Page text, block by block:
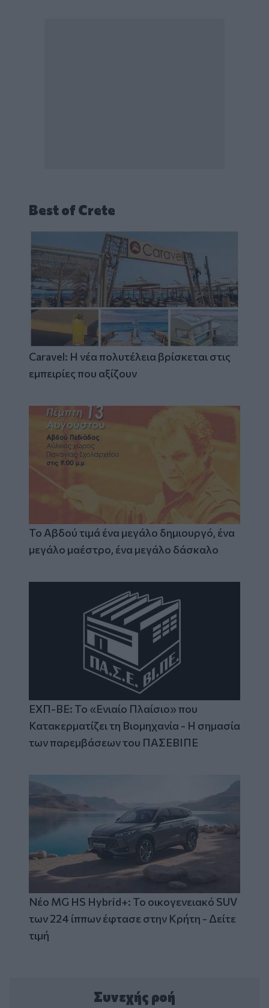
Best of Crete
Caravel: Η νέα πολυτέλεια βρίσκεται στις
εμπειρίες που αξίζουν
Το Αβδού τιμά ένα μεγάλο δημιουργό, ένα
μεγάλο μαέστρο, ένα μεγάλο δάσκαλο
ΕΧΠ-ΒΕ: Το «Ενιαίο Πλαίσιο» που
Κατακερματίζει τη Βιομηχανία - Η σημασία
των παρεμβάσεων του ΠΑΣΕΒΙΠΕ
Νέο MG HS Hybrid+: Το οικογενειακό SUV
των 224 ίππων έφτασε στην Κρήτη - Δείτε
τιμή
Συνεχής ροή